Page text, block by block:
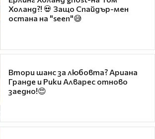
Холанд?! 💀 Защо Спайдър-мен
остана на "seen"😅
Втори шанс за любовта? Ариана
Гранде и Рики Алварес отново
заедно!😍